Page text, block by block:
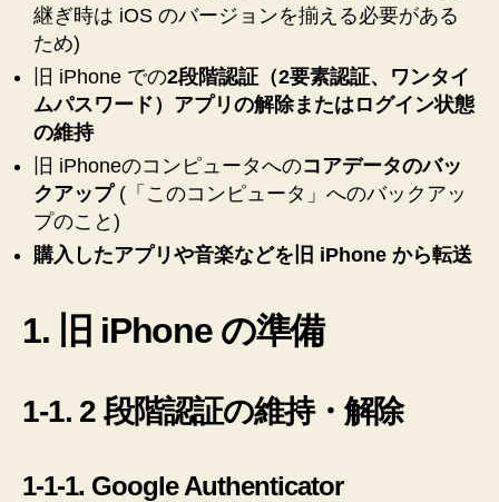
継ぎ時は iOS のバージョンを揃える必要がある
ため)
旧 iPhone での2段階認証（2要素認証、ワンタイ
ムパスワード）アプリの解除またはログイン状態
の維持
旧 iPhoneのコンピュータへのコアデータのバッ
クアップ(「このコンピュータ」へのバックアッ
プのこと)
購入したアプリや音楽などを旧 iPhone から転送
1. 旧 iPhone の準備
1-1. 2 段階認証の維持・解除
1-1-1. Google Authenticator